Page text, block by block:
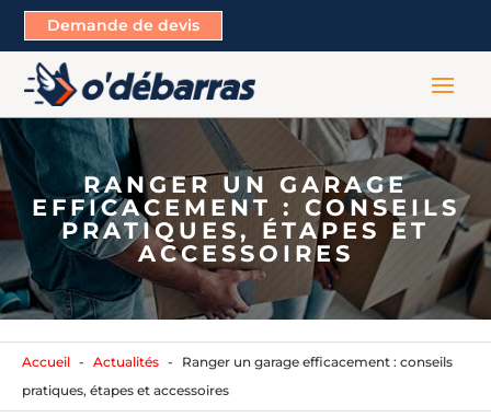
Demande de devis
RANGER UN GARAGE
EFFICACEMENT : CONSEILS
PRATIQUES, ÉTAPES ET
ACCESSOIRES
Accueil Actualités
Ranger un garage efficacement : conseils
pratiques, étapes et accessoires